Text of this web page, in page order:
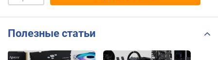
Полезные статьи